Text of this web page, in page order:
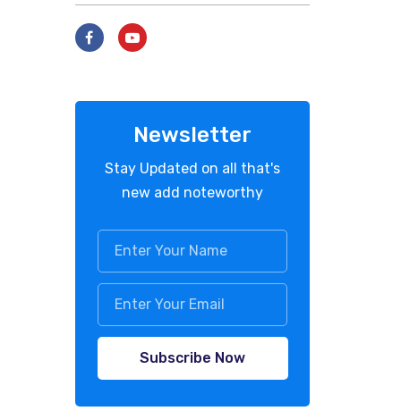
Newsletter
Stay Updated on all that's
new add noteworthy
Subscribe Now